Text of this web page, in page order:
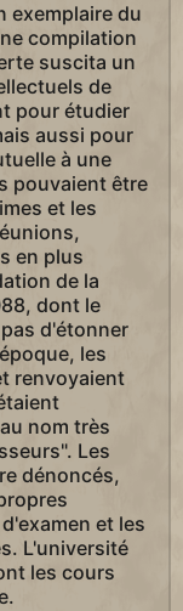
exemplaire du
compilation
suscita un
de
pour étudier
aussi pour
à une
pouvaient être
et les
en plus
de la
dont le
d'étonner
les
renvoyaient
nom très
Les
dénoncés,
et les
L'université
les cours